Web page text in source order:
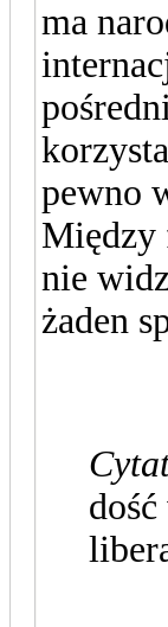
ma
pewno
Między
nie
żaden